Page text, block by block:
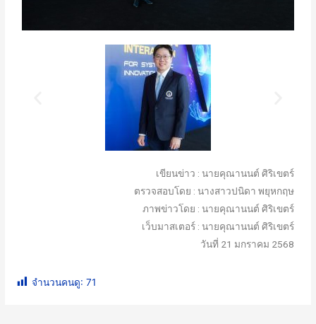
เขียนข่าว : นายคุณานนต์ ศิริเขตร์
ตรวจสอบโดย : นางสาวปนิดา พยุหกฤษ
ภาพข่าวโดย : นายคุณานนต์ ศิริเขตร์
เว็บมาสเตอร์ : นายคุณานนต์ ศิริเขตร์
วันที่ 21 มกราคม 2568
จำนวนคนดู: 71